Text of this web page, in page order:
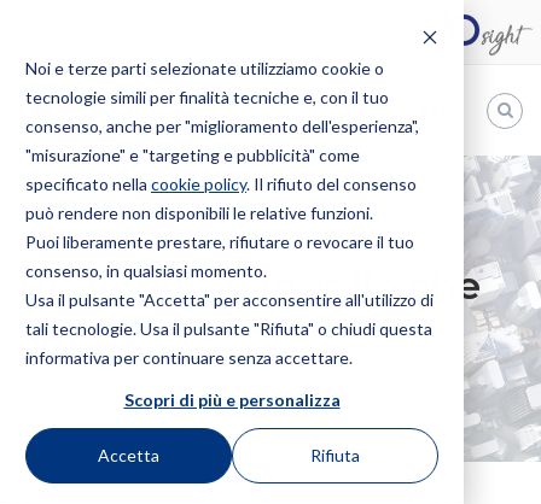
Noi e terze parti selezionate utilizziamo cookie o
tecnologie simili per finalità tecniche e, con il tuo
consenso, anche per "miglioramento dell'esperienza",
"misurazione" e "targeting e pubblicità" come
specificato nella cookie policy. Il rifiuto del consenso
può rendere non disponibili le relative funzioni.
Puoi liberamente prestare, rifiutare o revocare il tuo
consenso, in qualsiasi momento.
Usa il pulsante "Accetta" per acconsentire all'utilizzo di
tali tecnologie. Usa il pulsante "Rifiuta" o chiudi questa
informativa per continuare senza accettare.
Scopri di più e personalizza
Accetta Rifiuta
Bugnion
The
way
HOME NEWS PREVENIRE È MEGLIO CHE CURARE
Prevenire è meglio che
curare